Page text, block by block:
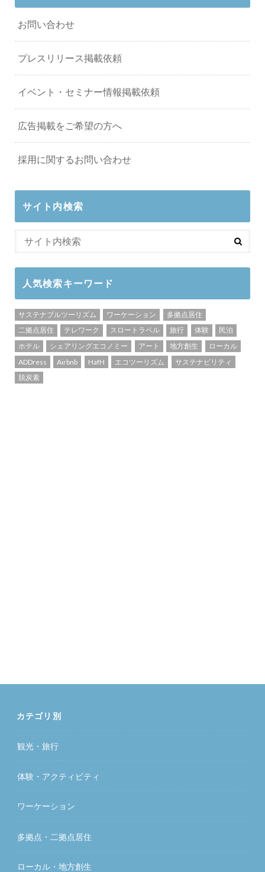
お問い合わせ
プレスリリース掲載依頼
イベント・セミナー情報掲載依頼
広告掲載をご希望の方へ
採用に関するお問い合わせ
サイト内検索
人気検索キーワード
サステナブルツーリズム ワーケーション
多拠点居住
二拠点居住
テレワーク スロートラベル 旅行 体験
民泊
ホテル
シェアリングエコノミー アート 地方創生
ローカル
ADDress
Airbnb HafH エコツーリズム
サステナビリティ
脱炭素
カテゴリ別
観光・旅行
体験・アクティビティ
ワーケーション
多拠点・二拠点居住
ローカル・地方創生